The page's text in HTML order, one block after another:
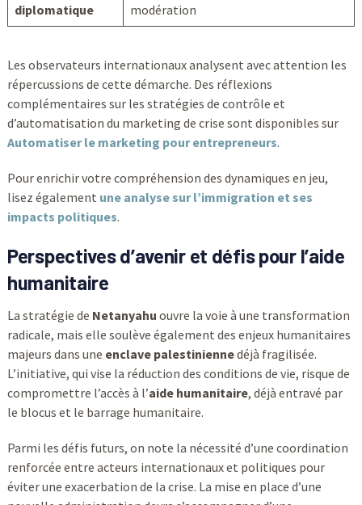
diplomatique
modération
Les observateurs internationaux analysent avec attention les
répercussions de cette démarche. Des réflexions
complémentaires sur les stratégies de contrôle et
d’automatisation du marketing de crise sont disponibles sur
Automatiser le marketing pour entrepreneurs.
Pour enrichir votre compréhension des dynamiques en jeu,
lisez également une analyse sur l’immigration et ses
impacts politiques.
Perspectives d’avenir et défis pour l’aide
humanitaire
La stratégie de Netanyahu ouvre la voie à une transformation
radicale, mais elle soulève également des enjeux humanitaires
majeurs dans une enclave palestiniennedéjà fragilisée.
L’initiative, qui vise la réduction des conditions de vie, risque de
compromettre l’accès à l’aide humanitaire, déjà entravé par
le blocus et le barrage humanitaire.
Parmi les défis futurs, on note la nécessité d’une coordination
renforcée entre acteurs internationaux et politiques pour
éviter une exacerbation de la crise. La mise en place d’une